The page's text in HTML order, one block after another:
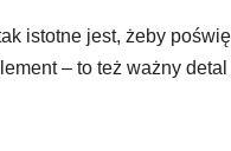
istotne jest, żeby
– to też ważny detal